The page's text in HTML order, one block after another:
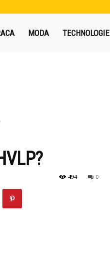
MODA TECHNOLOGIE
0
494